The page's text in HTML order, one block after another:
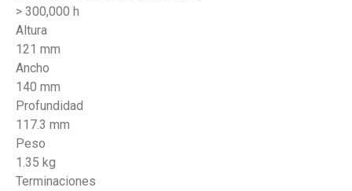
> 300,000 h
Altura
121 mm
Ancho
140 mm
Profundidad
117.3 mm
Peso
1.35 kg
Terminaciones